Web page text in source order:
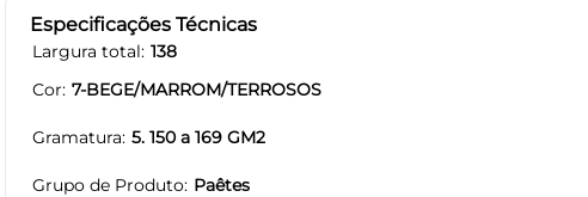
Especificações Técnicas
Largura total 138
Cor 7-BEGE/MARROM/TERROSOS
Gramatura 5. 150 a 169 GM2
Grupo de Produto Paêtes